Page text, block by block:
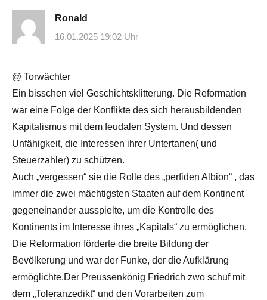
Ronald
16.01.2025 19:02 Uhr
@ Torwächter
Ein bisschen viel Geschichtsklitterung. Die Reformation
war eine Folge der Konflikte des sich herausbildenden
Kapitalismus mit dem feudalen System. Und dessen
Unfähigkeit, die Interessen ihrer Untertanen( und
Steuerzahler) zu schützen.
Auch „vergessen“ sie die Rolle des „perfiden Albion“ , das
immer die zwei mächtigsten Staaten auf dem Kontinent
gegeneinander ausspielte, um die Kontrolle des
Kontinents im Interesse ihres „Kapitals“ zu ermöglichen.
Die Reformation förderte die breite Bildung der
Bevölkerung und war der Funke, der die Aufklärung
ermöglichte.Der Preussenkönig Friedrich zwo schuf mit
dem „Toleranzedikt“ und den Vorarbeiten zum